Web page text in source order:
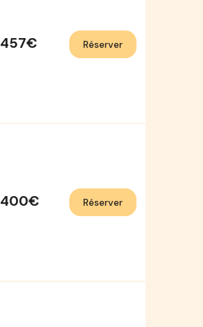
457€ Réserver
400€ Réserver